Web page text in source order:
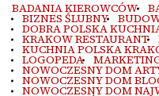
BADANIA KIEROWCÓW
BIZNES ŚLUBNY
DOBRA POLSKA
KRAKOW RESTAURANT
KUCHNIA POLSKA
LOGOPEDA
NOWOCZESNY DOM
NOWOCZESNY DOM
NOWOCZESNY DOM